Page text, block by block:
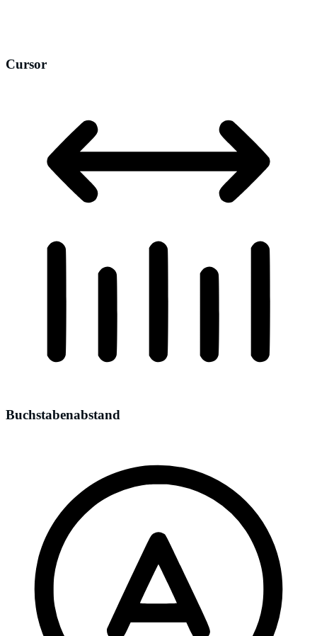
Cursor
Buchstabenabstand